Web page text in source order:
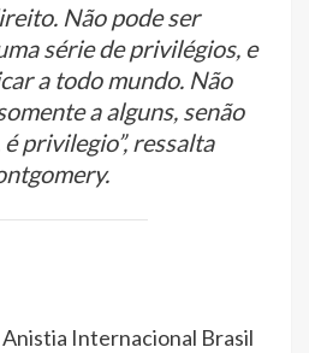
Não pode ser
série de privilégios, e
a todo mundo. Não
a alguns, senão
privilegio”, ressalta
Anistia Internacional Brasil